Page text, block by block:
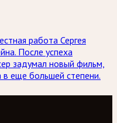
работа Сергея
После успеха
задумал новый фильм,
еще большей степени.